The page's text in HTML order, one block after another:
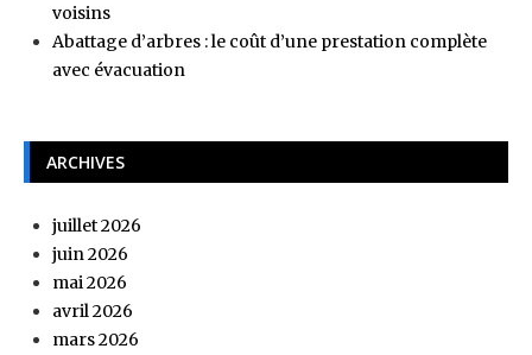
voisins
Abattage d’arbres : le coût d’une prestation complète
avec évacuation
ARCHIVES
juillet 2026
juin 2026
mai 2026
avril 2026
mars 2026